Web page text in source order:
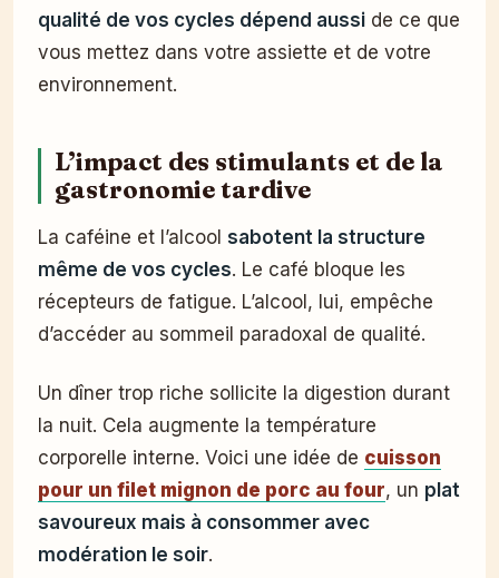
qualité de vos cycles dépend aussi de ce que
vous mettez dans votre assiette et de votre
environnement.
L’impact des stimulants et de la
gastronomie tardive
La caféine et l’alcool sabotent la structure
même de vos cycles. Le café bloque les
récepteurs de fatigue. L’alcool, lui, empêche
d’accéder au sommeil paradoxal de qualité.
Un dîner trop riche sollicite la digestion durant
la nuit. Cela augmente la température
corporelle interne. Voici une idée de cuisson
pour un filet mignon de porc au four, un plat
savoureux mais à consommer avec
modération le soir.